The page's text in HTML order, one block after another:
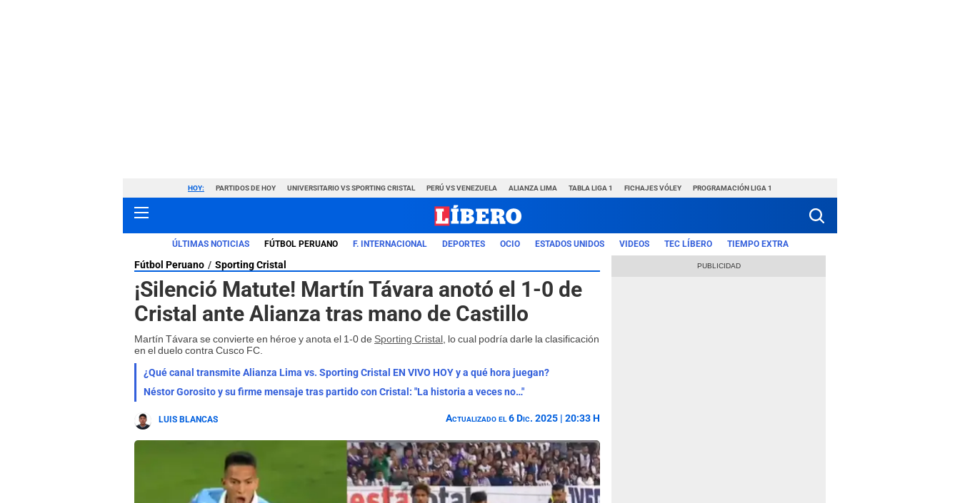
HOY: PARTIDOS DE HOY UNIVERSITARIO VS SPORTING CRISTAL PERÚ VS VENEZUELA ALIANZA LIMA TABLA LIGA 1 FICHAJES VÓLEY PROGRAMACIÓN LIGA 1
ÚLTIMAS NOTICIAS FÚTBOL PERUANO F. INTERNACIONAL DEPORTES OCIO ESTADOS UNIDOS VIDEOS TEC LÍBERO TIEMPO EXTRA
Fútbol Peruano Sporting Cristal
¡Silenció Matute! Martín Távara anotó el 1-0 de
Cristal ante Alianza tras mano de Castillo
Martín Távara se convierte en héroe y anota el 1-0 de Sporting Cristal , lo cual podría darle la clasificación
en el duelo contra Cusco FC.
¿Qué canal transmite Alianza Lima vs. Sporting Cristal EN VIVO HOY y a qué hora juegan?
Néstor Gorosito y su firme mensaje tras partido con Cristal: "La historia a veces no…"
LUIS BLANCAS Actualizado el 6 Dic. 2025 | 20:33 H